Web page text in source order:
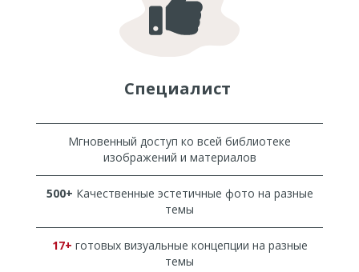
Специалист
Мгновенный доступ ко всей библиотеке
изображений и материалов
500+ Качественные эстетичные фото на разные
темы
17+ готовых визуальные концепции на разные
темы